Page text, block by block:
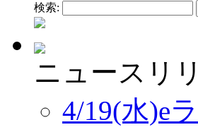
検索:
ニュースリ
4/19(水)e